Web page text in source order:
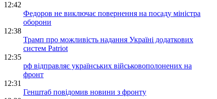
12:42
Федоров не виключає повернення на посаду міністра
оборони
12:38
Трамп про можливість надання Україні додаткових
систем Patriot
12:35
рф відправляє українських військовополонених на
фронт
12:31
Генштаб повідомив новини з фронту